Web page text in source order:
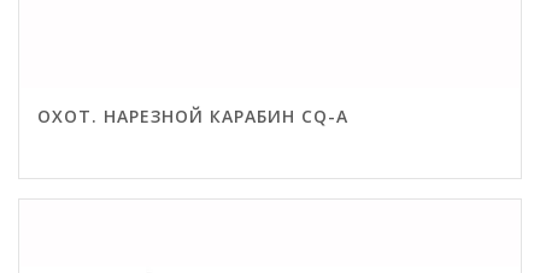
ОХОТ. НАРЕЗНОЙ КАРАБИН CQ-A